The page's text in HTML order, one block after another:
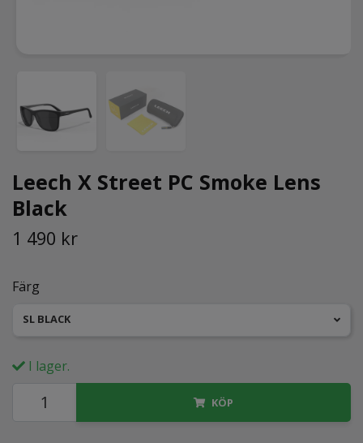
Leech X Street PC Smoke Lens
Black
1 490 kr
Färg
SL BLACK
I lager.
KÖP